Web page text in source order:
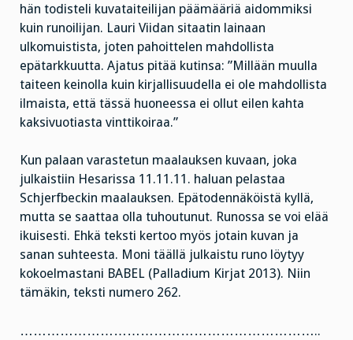
hän todisteli kuvataiteilijan päämääriä aidommiksi
kuin runoilijan. Lauri Viidan sitaatin lainaan
ulkomuistista, joten pahoittelen mahdollista
epätarkkuutta. Ajatus pitää kutinsa: ”Millään muulla
taiteen keinolla kuin kirjallisuudella ei ole mahdollista
ilmaista, että tässä huoneessa ei ollut eilen kahta
kaksivuotiasta vinttikoiraa.”
Kun palaan varastetun maalauksen kuvaan, joka
julkaistiin Hesarissa 11.11.11. haluan pelastaa
Schjerfbeckin maalauksen. Epätodennäköistä kyllä,
mutta se saattaa olla tuhoutunut. Runossa se voi elää
ikuisesti. Ehkä teksti kertoo myös jotain kuvan ja
sanan suhteesta. Moni täällä julkaistu runo löytyy
kokoelmastani BABEL (Palladium Kirjat 2013). Niin
tämäkin, teksti numero 262.
…………………………………………………………..